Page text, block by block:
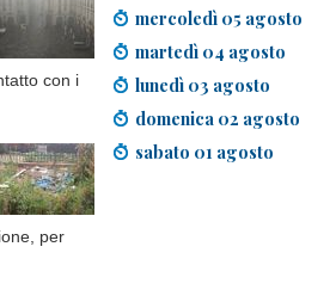
mercoledì 05 agosto
martedì 04 agosto
lunedì 03 agosto
domenica 02 agosto
sabato 01 agosto
con i
per